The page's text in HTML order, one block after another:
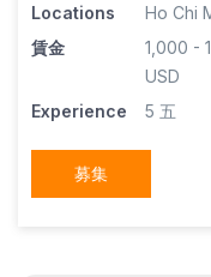
Locations
Ho Chi
賃金
1,000 -
USD
Experience
5 五
募集